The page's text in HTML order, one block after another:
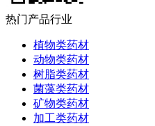
热门产品行业
植物类药材
动物类药材
树脂类药材
菌藻类药材
矿物类药材
加工类药材